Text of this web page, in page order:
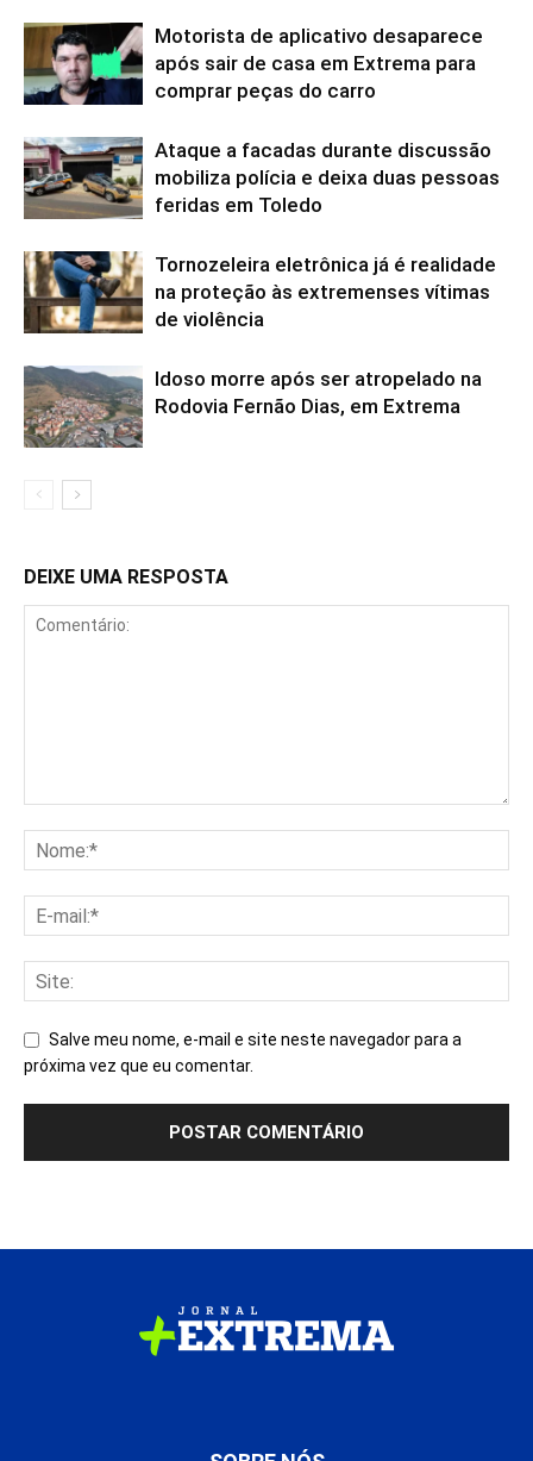
Motorista de aplicativo desaparece
após sair de casa em Extrema para
comprar peças do carro
Ataque a facadas durante discussão
mobiliza polícia e deixa duas pessoas
feridas em Toledo
Tornozeleira eletrônica já é realidade
na proteção às extremenses vítimas
de violência
Idoso morre após ser atropelado na
Rodovia Fernão Dias, em Extrema
DEIXE UMA RESPOSTA
Salve meu nome, e-mail e site neste navegador para a
próxima vez que eu comentar.